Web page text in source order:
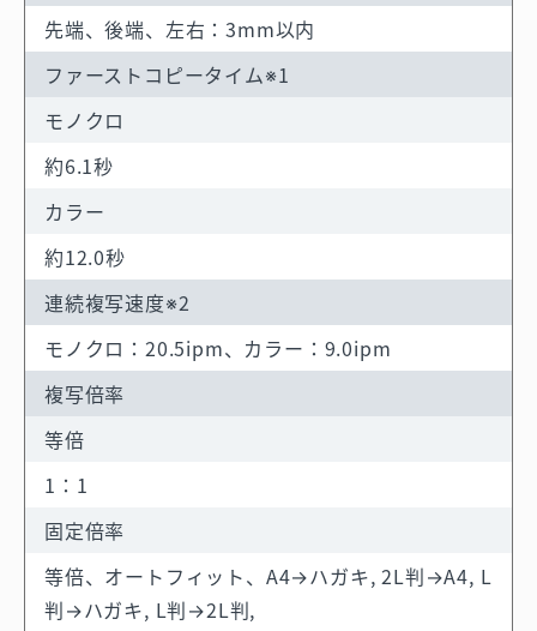
先端、後端、左右：3mm以内
ファースト コピータイム※1
モノクロ
約6.1秒
カラー
約12.0秒
連続複写速度※2
モノクロ：20.5ipm、カラー：9.0ipm
複写倍率
等倍
1：1
固定倍率
等倍、オートフィット、A4→ハガキ, 2L判→A4, L
判→ハガキ, L判→2L判,